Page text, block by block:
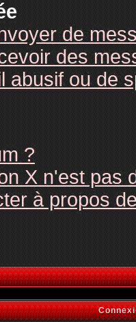
de
des
abusif ou de
?
X n'est pas
à propos